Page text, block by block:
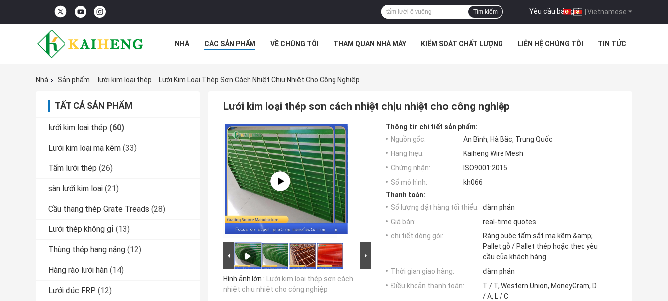
Vietnamese
Yêu cầu báo giá |
Tìm kiếm
NHÀ CÁC SẢN PHẨM VỀ CHÚNG TÔI THAM QUAN NHÀ MÁY KIỂM SOÁT CHẤT LƯỢNG LIÊN HỆ CHÚNG TÔI TIN TỨC
Nhà
Sản phẩm lưới kim loại thép Lưới Kim Loại Thép Sơn Cách Nhiệt Chịu Nhiệt Cho Công Nghiệp
TẤT CẢ SẢN PHẨM
lưới kim loại thép (60)
Lưới kim loại mạ kẽm (33)
Tấm lưới thép (26)
sàn lưới kim loại (21)
Cầu thang thép Grate Treads (28)
Lưới thép không gỉ (13)
Thùng thép hạng nặng (12)
Hàng rào lưới hàn (14)
Lưới đúc FRP (12)
Lưới kim loại thép sơn cách nhiệt chịu nhiệt cho công nghiệp
Hình ảnh lớn : Lưới kim loại thép sơn cách
nhiệt chịu nhiệt cho công nghiệp
Thông tin chi tiết sản phẩm:
Nguồn gốc:
An Bình, Hà Bắc, Trung Quốc
Hàng hiệu:
Kaiheng Wire Mesh
Chứng nhận:
ISO9001:2015
Số mô hình:
kh066
Thanh toán:
Số lượng đặt hàng tối thiểu: đàm phán
Giá bán:
real-time quotes
chi tiết đóng gói:
Ràng buộc tấm sắt mạ kẽm &amp;
Pallet gỗ / Pallet thép hoặc theo yêu
cầu của khách hàng
Thời gian giao hàng:
đàm phán
Điều khoản thanh toán:
T / T, Western Union, MoneyGram, D
/ A, L / C